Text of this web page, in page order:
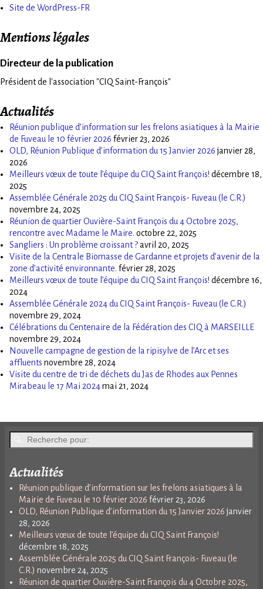
Site de WordPress-FR
Mentions légales
Directeur de la publication
Président de l'association "CIQ Saint-François"
Actualités
Réunion publique d’information sur les frelons asiatiques à la Mairie
de Fuveau le 10 février 2026 février 23, 2026
OLD, Réunion Publique d’information du 15 Janvier 2026 janvier 28,
2026
Meilleurs vœux de toute l’équipe du CIQ Saint François! décembre 18,
2025
Assemblée Générale 2025 du CIQ Saint François- Fuveau (le C.R.)
novembre 24, 2025
Réunion de quartier Ouvière-Saint François du 4 Octobre 2025,
rencontre avec Madame le Maire. octobre 22, 2025
Sangliers : Un problème croissant ?avril 20, 2025
Visite de la Centrale Biomasse de Gardanne et projets d’avenir de la
zone d’activité environnante. février 28, 2025
Meilleurs vœux de toute l’équipe du CIQ Saint François! décembre 16,
2024
Assemblée Générale 2024 du CIQ Saint François- Fuveau (le C.R.)
novembre 29, 2024
Célébrations du Centenaire de la Fédération des CIQ à MARSEILLE
novembre 29, 2024
Nouvelle campagne de gestion de la ripisylve de l’Arc et ses
affluents novembre 28, 2024
Visite du centre de tri de déchets du Jas de Rhodes aux Pennes
Mirabeau le 17 Mai 2024mai 21, 2024
Actualités
Réunion publique d’information sur les frelons asiatiques à la
Mairie de Fuveau le 10 février 2026 février 23, 2026
OLD, Réunion Publique d’information du 15 Janvier 2026 janvier
28, 2026
Meilleurs vœux de toute l’équipe du CIQ Saint François!
décembre 18, 2025
Assemblée Générale 2025 du CIQ Saint François- Fuveau (le
C.R.) novembre 24, 2025
Réunion de quartier Ouvière-Saint François du 4 Octobre 2025,